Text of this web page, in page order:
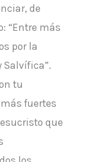
de
“Entre más
por la
Salvífica”.
tu
fuertes
que